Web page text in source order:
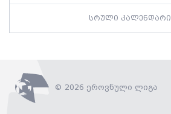
სრული კალენდარი
© 2026 ეროვნული ლიგა